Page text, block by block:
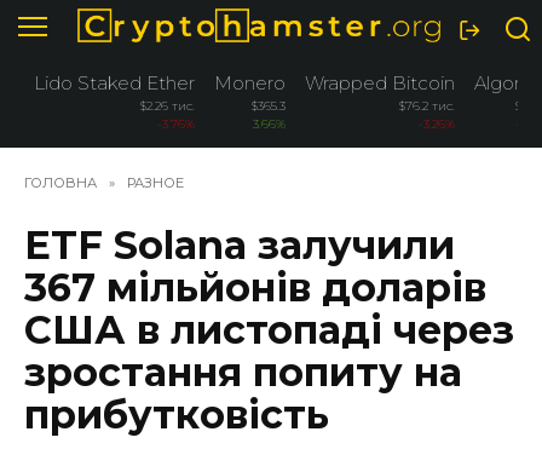
Перейти
до
вмісту
Lido Staked Ether
$2.26 тис.
-3.76%
Monero
$365.3
3.66%
Wrapped Bitcoin
$76.2 тис.
-3.26%
-
ГОЛОВНА » РАЗНОЕ
ETF Solana залучили
367 мільйонів доларів
США в листопаді через
зростання попиту на
прибутковість